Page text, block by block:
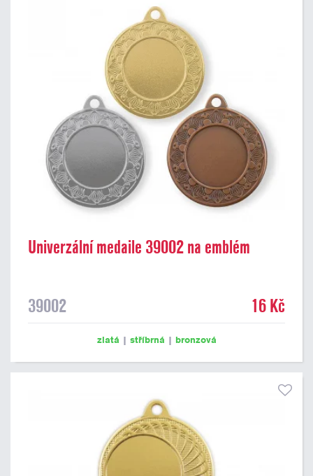
Univerzální medaile 39002 na emblém
39002 16 Kč
zlatá | stříbrná | bronzová